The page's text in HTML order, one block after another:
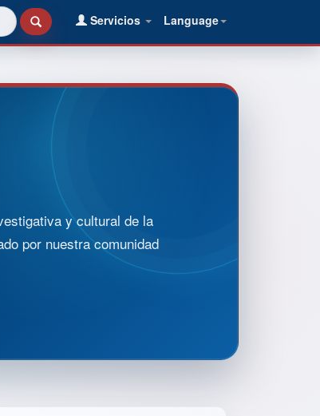
Language
Servicios
y cultural de la
por nuestra comunidad